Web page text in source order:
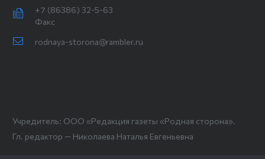
+7 (86386) 32-5-63
Факс
rodnaya-storona@rambler.ru
Учредитель: ООО «Редакция газеты «Родная сторона».
Гл. редактор — Николаева Наталья Евгеньевна